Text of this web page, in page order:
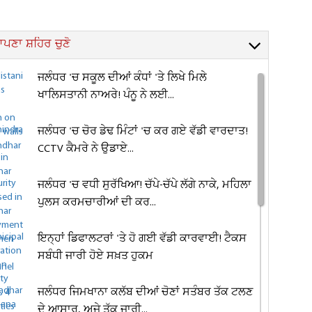
ਸ਼ਹਿਰ ਚੁਣੋ
ਜਲੰਧਰ 'ਚ ਸਕੂਲ ਦੀਆਂ ਕੰਧਾਂ 'ਤੇ ਲਿਖੇ ਮਿਲੇ
ਖਾਲਿਸਤਾਨੀ ਨਾਅਰੇ! ਪੰਨੂ ਨੇ ਲਈ...
ਜਲੰਧਰ 'ਚ ਚੋਰ ਡੇਢ ਮਿੰਟਾਂ 'ਚ ਕਰ ਗਏ ਵੱਡੀ ਵਾਰਦਾਤ!
CCTV ਕੈਮਰੇ ਨੇ ਉਡਾਏ...
ਜਲੰਧਰ 'ਚ ਵਧੀ ਸੁਰੱਖਿਆ! ਚੱਪੇ-ਚੱਪੇ ਲੱਗੇ ਨਾਕੇ, ਮਹਿਲਾ
ਪੁਲਸ ਕਰਮਚਾਰੀਆਂ ਦੀ ਕਰ...
ਇਨ੍ਹਾਂ ਡਿਫਾਲਟਰਾਂ 'ਤੇ ਹੋ ਗਈ ਵੱਡੀ ਕਾਰਵਾਈ! ਟੈਕਸ
ਸਬੰਧੀ ਜਾਰੀ ਹੋਏ ਸਖ਼ਤ ਹੁਕਮ
ਜਲੰਧਰ ਜਿਮਖਾਨਾ ਕਲੱਬ ਦੀਆਂ ਚੋਣਾਂ ਸਤੰਬਰ ਤੱਕ ਟਲਣ